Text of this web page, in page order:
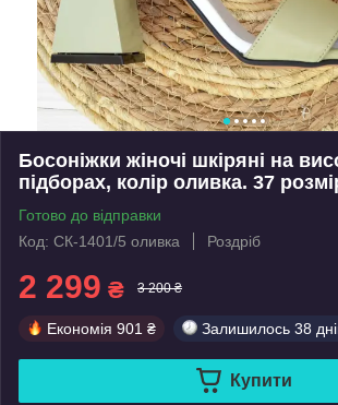
Босоніжки жіночі шкіряні на
підборах, колір оливка. 37
Готово до відправки
Код: СК-1401/5 оливка
Роздріб
2 299 ₴ 3 200 ₴
Економія 901 ₴ Залишилось 38
Купити